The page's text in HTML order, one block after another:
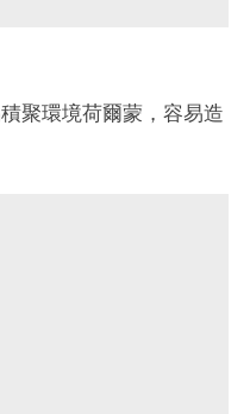
聚環境荷爾蒙，容易造